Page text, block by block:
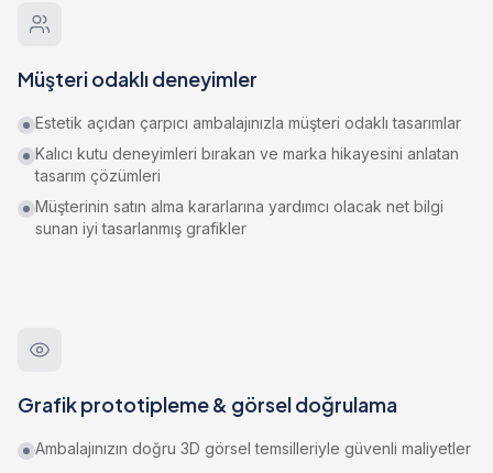
Müşteri odaklı deneyimler
Estetik açıdan çarpıcı ambalajınızla müşteri odaklı tasarımlar
Kalıcı kutu deneyimleri bırakan ve marka hikayesini anlatan
tasarım çözümleri
Müşterinin satın alma kararlarına yardımcı olacak net bilgi
sunan iyi tasarlanmış grafikler
Grafik prototipleme & görsel doğrulama
Ambalajınızın doğru 3D görsel temsilleriyle güvenli maliyetler